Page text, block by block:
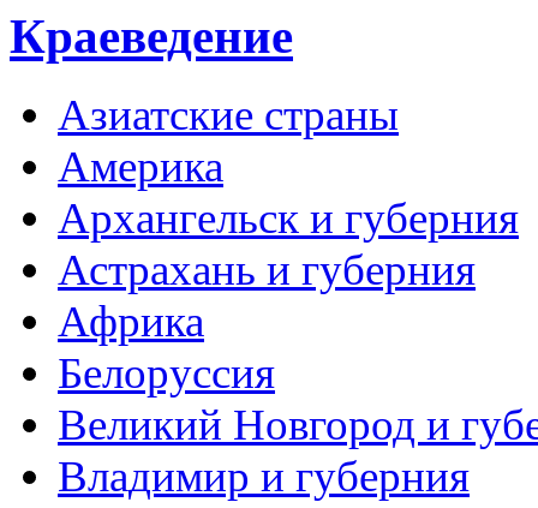
Краеведение
Азиатские страны
Америка
Архангельск и губерния
Астрахань и губерния
Африка
Белоруссия
Великий Новгород и
Владимир и губерния